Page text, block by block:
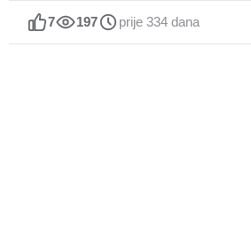
7 197 prije 334 dana